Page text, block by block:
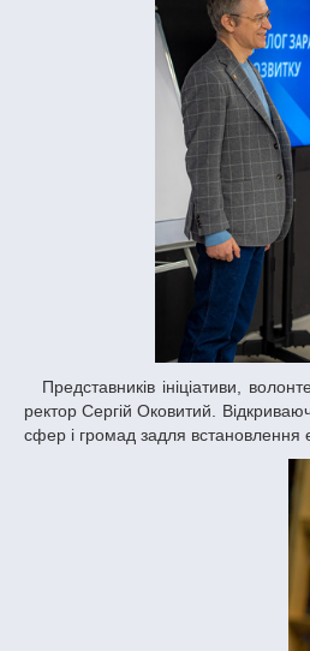
Представників ініціативи, волонтерів та активістів, які здійснюють свою діяльність у Дніпропетровській області, на локації ДНУ радо вітав
ректор Сергій Оковитий.
сфер і громад задля встановлення